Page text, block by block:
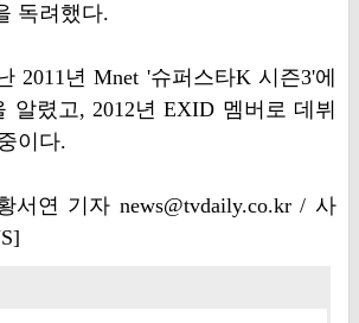
독려했다.
2011년 Mnet '슈퍼스타K 시즌3'에
알렸고, 2012년 EXID 멤버로 데뷔
이다.
서연 기자 news@tvdaily.co.kr / 사